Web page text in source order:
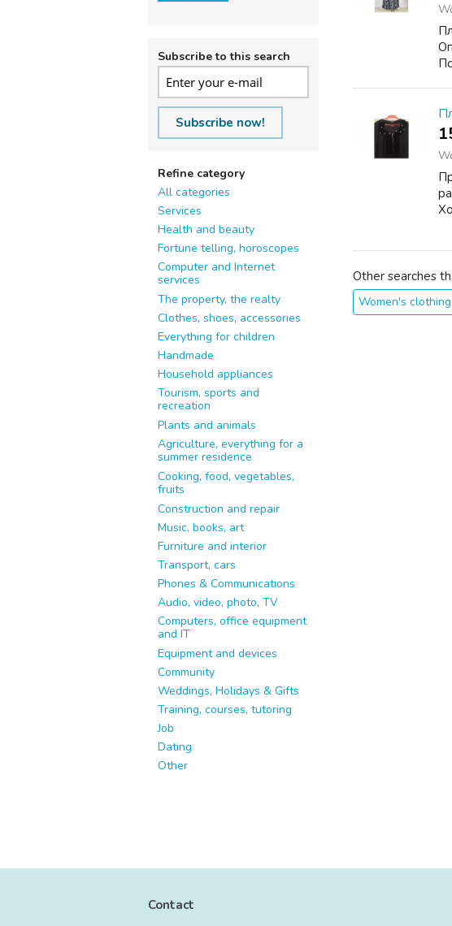
Subscribe to this search
Subscribe now!
Refine category
All categories
Services
Health and beauty
Fortune telling, horoscopes
Computer and Internet
services
The property, the realty
Clothes, shoes, accessories
Everything for children
Handmade
Household appliances
Tourism, sports and
recreation
Plants and animals
Agriculture, everything for a
summer residence
Cooking, food, vegetables,
fruits
Construction and repair
Music, books, art
Furniture and interior
Transport, cars
Phones & Communications
Audio, video, photo, TV
Computers, office equipment
and IT
Equipment and devices
Community
Weddings, Holidays & Gifts
Training, courses, tutoring
Job
Dating
Other
Other searches
Women's
Contact